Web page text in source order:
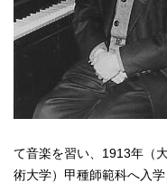
て音楽を習い、1913年（
術大学）甲種師範科へ入